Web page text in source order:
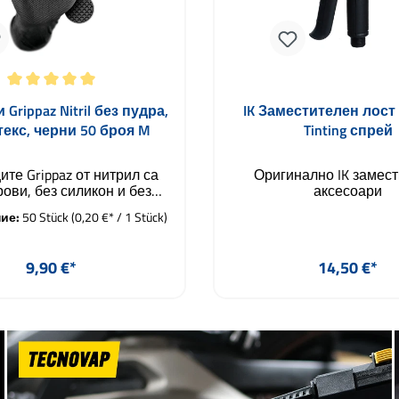
за 5 от 5 звезди
Nitril без пудра,
черни 50 броя M
Grippaz от нитрил са
без силикон и без
Те се отличават с
издръжливост и са
рибна кожа осигурява
тестове оценяваме
най-добрите защитни
за авто грижа и
Друго специално
50 Stück(0,20 €* / 1 Stück)
Редовна цена:
9,90 €*
IK Заместителен лост
Tinting спрей
Оригинално IK
аксесоари
Редовна
14,50 €*